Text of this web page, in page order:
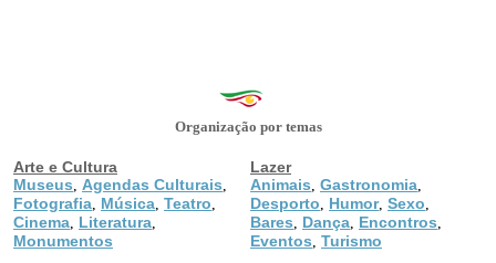
Organização por temas
Arte e Cultura
Museus
Agendas Culturais
Fotografia Música Teatro
Cinema Literatura
Monumentos
Lazer
Animais Gastronomia
Desporto Humor, Sexo
Bares Dança Encontros
Eventos Turismo